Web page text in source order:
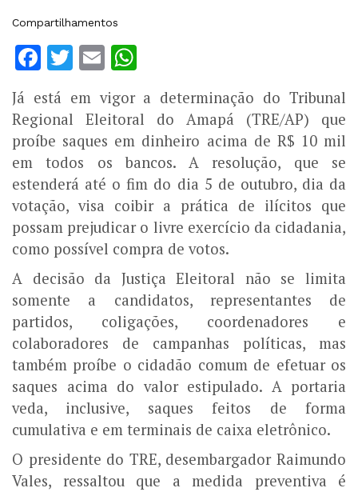
Compartilhamentos
Facebook
Twitter
Email
Já está em vigor a determinação do Tribunal
Regional Eleitoral do Amapá (TRE/AP) que
proíbe saques em dinheiro acima de R$ 10 mil
em todos os bancos. A resolução, que se
estenderá até o fim do dia 5 de outubro, dia da
votação, visa coibir a prática de ilícitos que
possam prejudicar o livre exercício da cidadania,
como possível compra de votos.
A decisão da Justiça Eleitoral não se limita
somente a candidatos, representantes de
partidos, coligações, coordenadores e
colaboradores de campanhas políticas, mas
também proíbe o cidadão comum de efetuar os
saques acima do valor estipulado. A portaria
veda, inclusive, saques feitos de forma
cumulativa e em terminais de caixa eletrônico.
O presidente do TRE, desembargador Raimundo
Vales, ressaltou que a medida preventiva é